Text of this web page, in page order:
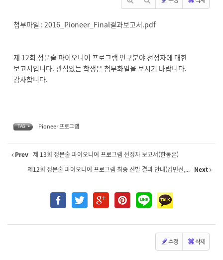
첨부파일 : 2016_Pioneer_Final결과보고서.pdf
제 12회 정문술 파이오니어 프로그램 연구분야 선정자에 대한
보고서입니다. 관심있는 학생은 첨부화일을 보시기 바랍니다.
감사합니다.
TAG • Pioneer 프로그램
Prev 제 13회 정문술 파이오니어 프로그램 선정자 보고서(한동훈)
제12회 정문술 파이오니어 프로그램 최종 선발 결과 안내(김민선,... Next
수정 삭제